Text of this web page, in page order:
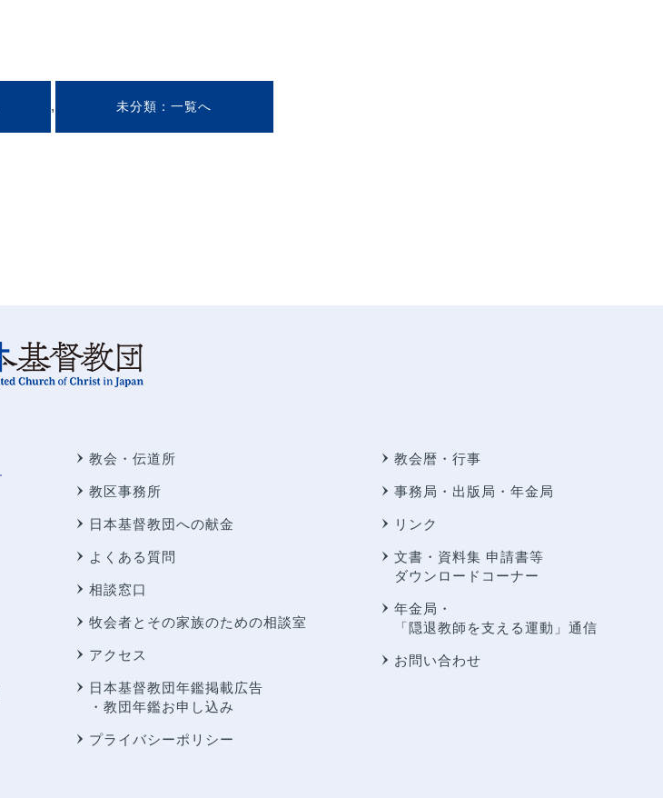
, 未分類
教会・伝道所
教区事務所
日本基督教団への献金
よくある質問
相談窓口
牧会者とその家族のための相談室
アクセス
日本基督教団年鑑掲載広告
・教団年鑑お申し込み
プライバシーポリシー
教会暦・行事
事務局・出版局・年金局
リンク
文書・資料集 申請書等
ダウンロードコーナー
年金局・
「隠退教師を支える運動」通信
お問い合わせ